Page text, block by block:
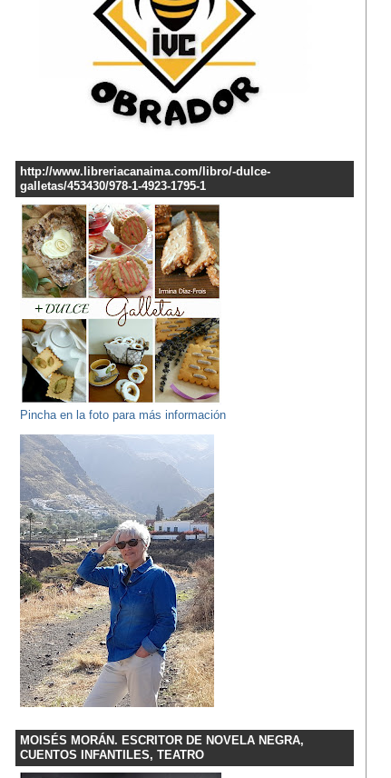
http://www.libreriacanaima.com/libro/-dulce-
galletas/453430/978-1-4923-1795-1
Pincha en la foto para más información
MOISÉS MORÁN. ESCRITOR DE NOVELA NEGRA,
CUENTOS INFANTILES, TEATRO